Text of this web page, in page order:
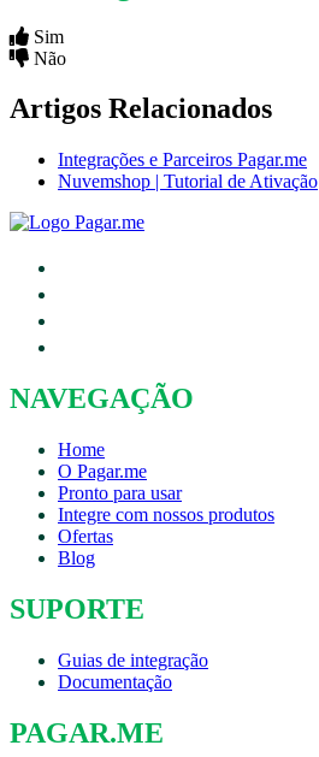
Sim
Não
Artigos Relacionados
Integrações e Parceiros Pagar.me
Nuvemshop | Tutorial de Ativação
NAVEGAÇÃO
Home
O Pagar.me
Pronto para usar
Integre com nossos produtos
Ofertas
Blog
SUPORTE
Guias de integração
Documentação
PAGAR.ME